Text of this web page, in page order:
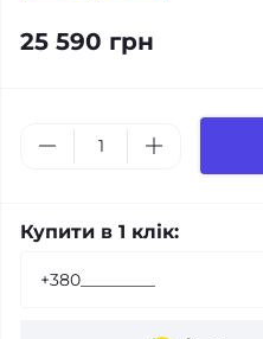
25 590 грн
Купити в 1 клік: